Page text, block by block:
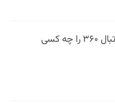
فیلتر در وقت اضافه؛ فوتبال ۳۶۰ را چه کسی